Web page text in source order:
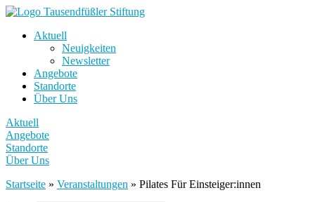
Aktuell
Neuigkeiten
Newsletter
Angebote
Standorte
Über Uns
Aktuell
Angebote
Standorte
Über Uns
Startseite » Veranstaltungen » Pilates Für Einsteiger:innen